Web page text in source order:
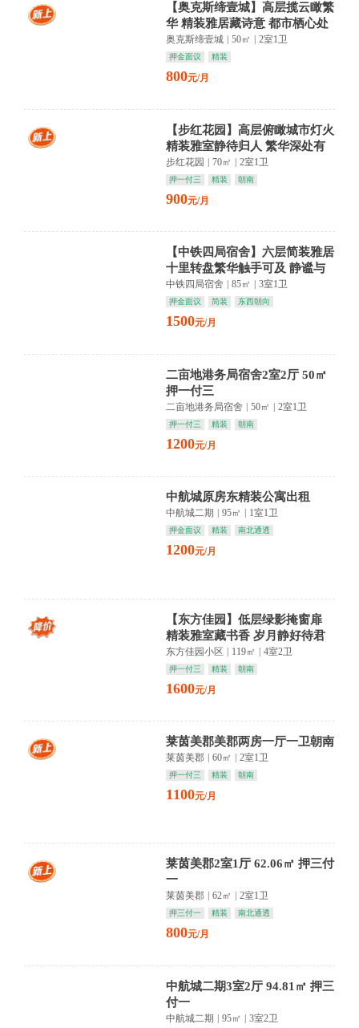
【奥克斯缔壹城】高层揽云瞰繁
华 精装雅居藏诗意 都市栖心处
奥克斯缔壹城 50㎡ 2室1卫
押金面议 精装
800元/月
【步红花园】高层俯瞰城市灯火
精装雅室静待归人 繁华深处有
清欢
步红花园 | 70㎡ | 2室1卫
押一付三 精装 朝南
900元/月
【中铁四局宿舍】六层简装雅居
十里转盘繁华触手可及 静谧与
便利共融
中铁四局宿舍 85㎡ 3室1卫
押金面议 简装 东西朝向
1500元/月
二亩地港务局宿舍2室2厅 50㎡
押一付三
二亩地港务局宿舍 | 50㎡ | 2室1卫
押一付三 精装 朝南
1200元/月
中航城原房东精装公寓出租
中航城二期 95㎡ 1室1卫
押金面议 精装 南北通透
1200元/月
【东方佳园】低层绿影掩窗扉
精装雅室藏书香 岁月静好待君
归
东方佳园小区 | 119㎡ | 4室2卫
押一付三 精装 朝南
1600元/月
莱茵美郡美郡两房一厅一卫朝南
莱茵美郡 60㎡ 2室1卫
押一付三 精装 朝南
1100元/月
莱茵美郡2室1厅 62.06㎡ 押三付
一
莱茵美郡 62㎡ 2室1卫
押三付一 精装 南北通透
800元/月
中航城二期3室2厅 94.81㎡ 押三
付一
中航城二期 | 95㎡ | 3室2卫